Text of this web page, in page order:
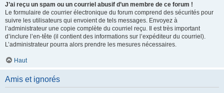
J’ai reçu un spam ou un courriel abusif d’un membre de ce forum !
Le formulaire de courrier électronique du forum comprend des sécurités pour
suivre les utilisateurs qui envoient de tels messages. Envoyez à
l’administrateur une copie complète du courriel reçu. Il est très important
d’inclure l’en-tête (il contient des informations sur l’expéditeur du courriel).
L’administrateur pourra alors prendre les mesures nécessaires.
Haut
Amis et ignorés